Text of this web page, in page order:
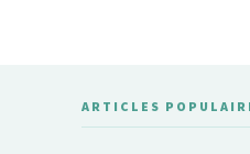
ARTICLES